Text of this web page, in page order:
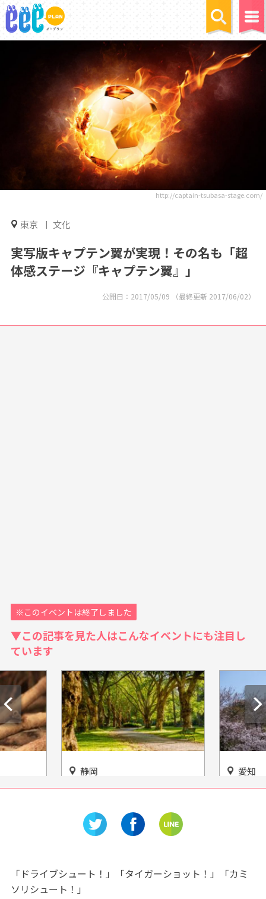
http://captain-tsubasa-stage.com/
東京 文化
実写版キャプテン翼が実現！その名も「超
体感ステージ『キャプテン翼』」
公開日： 2017/05/09 （最終更新 2017/06/02）
※このイベントは終了しました
▼この記事を見た人はこんなイベントにも注目し
ています
る！
静岡
話題のハシビロコウも！『掛
おう♡
愛知
小牧市
「ドライブシュート！」「タイガーショット！」「カミ
ソリシュート！」